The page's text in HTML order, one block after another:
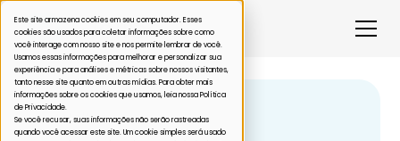
Este site armazena cookies em seu computador. Esses
cookies são usados para coletar informações sobre como
você interage com nosso site e nos permite lembrar de você.
Usamos essas informações para melhorar e personalizar sua
experiência e para análises e métricas sobre nossos visitantes,
tanto nesse site quanto em outras mídias. Para obter mais
informações sobre os cookies que usamos, leia nossa Política
de Privacidade.
Se você recusar, suas informações não serão rastreadas
quando você acessar este site. Um cookie simples será usado
Voltar